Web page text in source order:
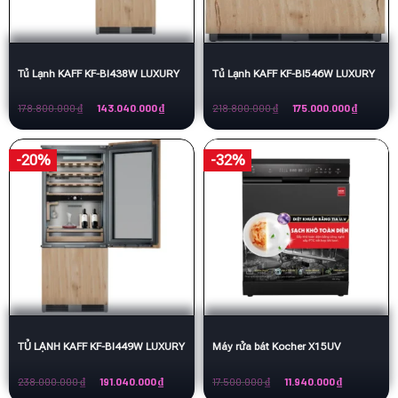
Tủ Lạnh KAFF KF-BI438W LUXURY
178.800.000₫
Giá
là:
178.800.000 ₫.
143.040.000₫Giá
hiện
tại
là:
143.040.000 ₫.
Tủ Lạnh KAFF KF-BI546W LUXURY
218.800.000₫
Giá
là:
218.800.000 ₫.
175.000.000₫Giá
hiện
tại
là:
-20%
TỦ LẠNH KAFF KF-BI449W LUXURY
238.000.000₫
Giá191.040.000₫Giá
hiện
-32%
Máy rửa bát Kocher X15UV
17.500.000₫
Giá11.940.000₫Giá
hiện